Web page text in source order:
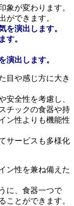
象が変わります。
ができます。
を演出します。
す。
演出します。
目や感じ方に大き
安全性を考慮し、
チックの食器や持
ン性よりも機能性
サービスも多様化
ン性を兼ね備えた
に、食器一つで
ことができます。